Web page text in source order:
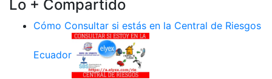
Lo + Compartido
Cómo Consultar si estás en la Central de Riesgos
Ecuador